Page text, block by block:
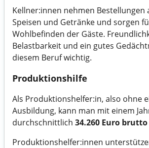
Kellner:innen nehmen Bestellungen
Speisen und Getränke und sorgen
Wohlbefinden der Gäste.
Belastbarkeit und ein gutes
diesem Beruf wichtig.
Produktionshilfe
Als Produktionshelfer:in, also ohne
Ausbildung, kann man mit einem
durchschnittlich 34.260 Euro
Produktionshelfer:innen